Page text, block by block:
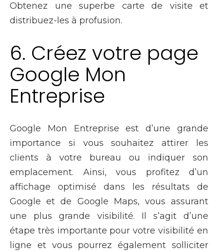
Obtenez une superbe carte de visite et
distribuez-les à profusion.
6. Créez votre page
Google Mon
Entreprise
Google Mon Entreprise est d’une grande
importance si vous souhaitez attirer les
clients à votre bureau ou indiquer son
emplacement. Ainsi, vous profitez d’un
affichage optimisé dans les résultats de
Google et de Google Maps, vous assurant
une plus grande visibilité. Il s’agit d’une
étape très importante pour votre visibilité en
ligne et vous pourrez également solliciter